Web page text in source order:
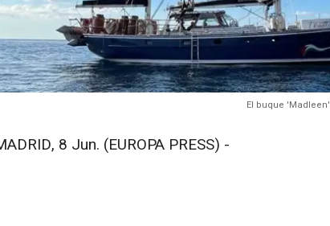
El buque
8 Jun. (EUROPA PRESS) -